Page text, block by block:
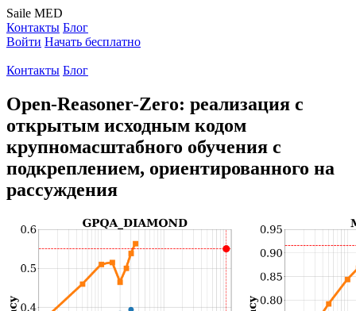
Saile MED
Контакты Блог
Войти Начать бесплатно
Контакты Блог
Open-Reasoner-Zero: реализация с
открытым исходным кодом
крупномасштабного обучения с
подкреплением, ориентированного на
рассуждения